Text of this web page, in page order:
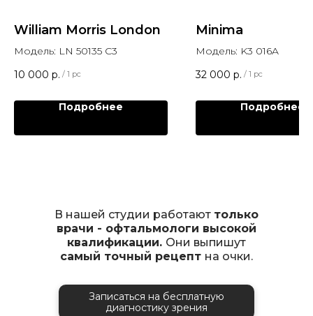
William Morris London
Модель: LN 50135 C3
10 000 р. / 1 pc
Подробнее
Minima
Модель: K3 016A
32 000 р. / 1 pc
Подробнее
В нашей студии работают только
врачи - офтальмологи высокой
квалификации. Они выпишут
самый точный рецепт на очки.
Записаться на бесплатную
диагностику зрения